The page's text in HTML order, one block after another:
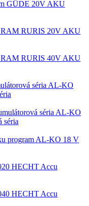
GÜDE 20V AKU
RURIS 20V AKU
RURIS 40V AKU
AL-KO
AL-KO
séria
AL-KO 18 V
HECHT Accu
HECHT Accu